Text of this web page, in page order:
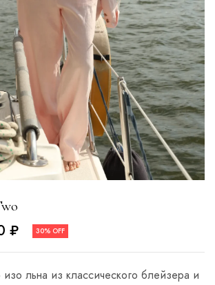
₽ 30% OFF
льна из классического блейзера и